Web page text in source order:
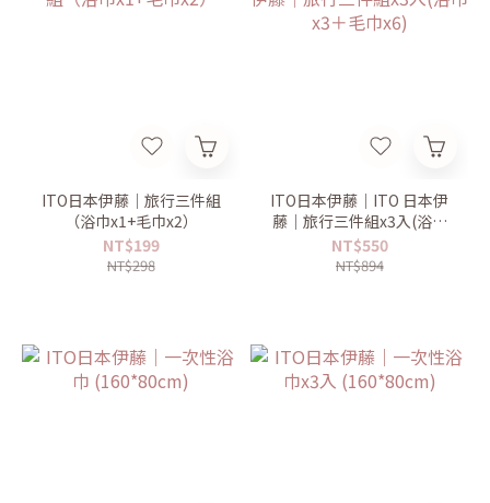
ITO日本伊藤｜旅行三件組
（浴巾x1+毛巾x2）
NT$199
NT$298
ITO日本伊藤｜ITO 日本伊
藤｜旅行三件組x3入(浴巾
x3＋毛巾x6)
NT$550
NT$894